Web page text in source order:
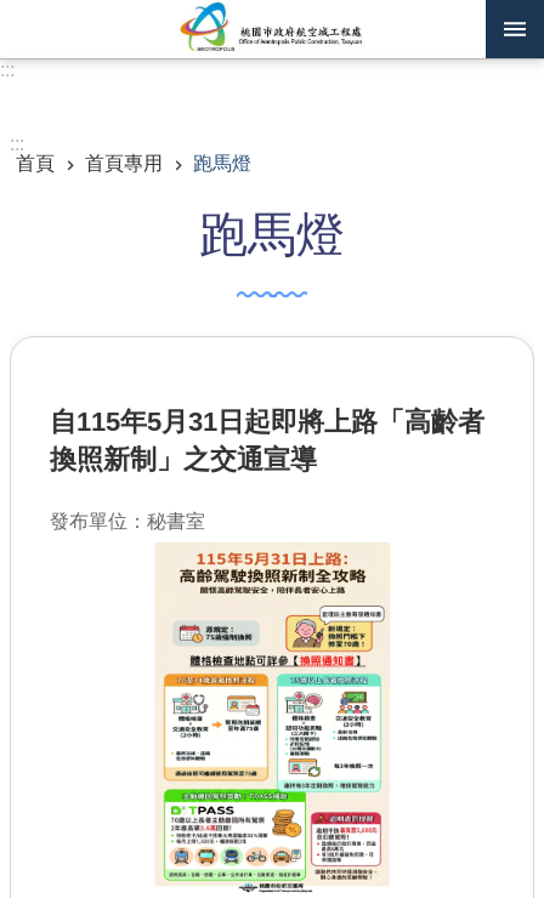
業務資訊
政府公開資訊
:::
:::
首頁
首頁專用 跑馬燈
跑馬燈
自115年5月31日起即將上路「高齡者
換照新制」之交通宣導
發布單位：秘書室